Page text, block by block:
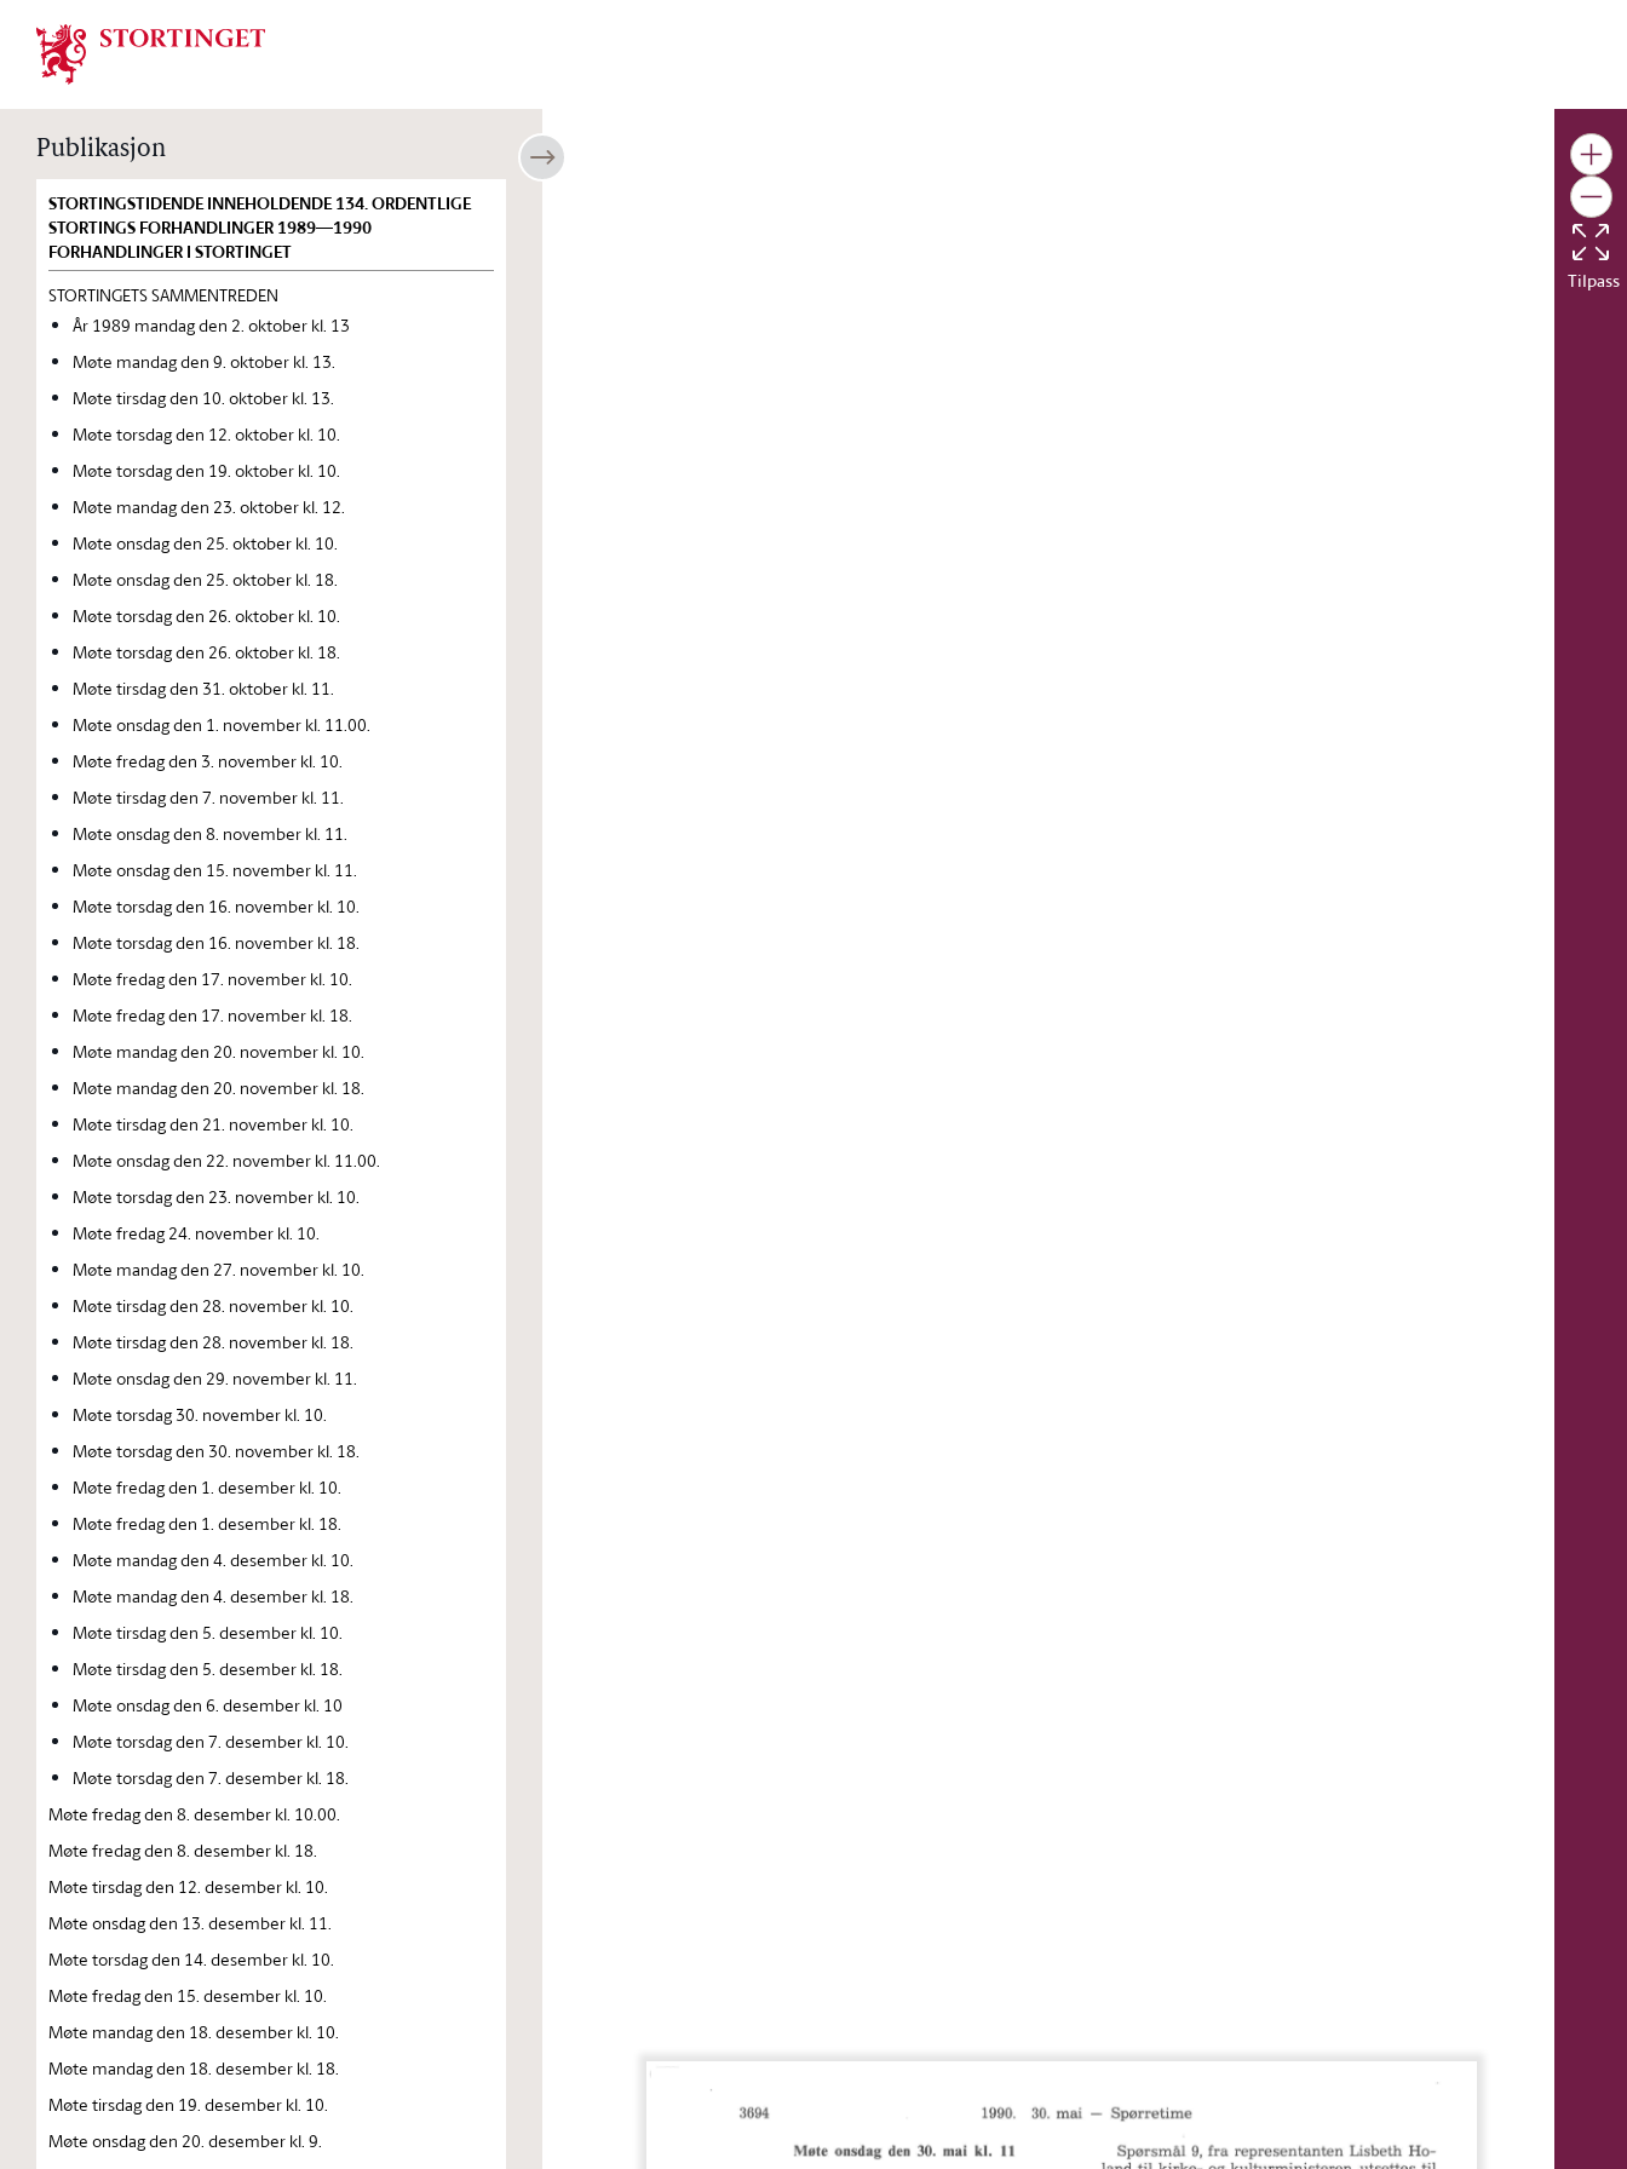
Stortinget.no
Publikasjon
STORTINGSTIDENDE INNEHOLDENDE 134. ORDENTLIGE
STORTINGS FORHANDLINGER 1989—1990
FORHANDLINGER I STORTINGET
STORTINGETS SAMMENTREDEN
År 1989 mandag den 2. oktober kl. 13
Møte mandag den 9. oktober kl. 13.
Møte tirsdag den 10. oktober kl. 13.
Møte torsdag den 12. oktober kl. 10.
Møte torsdag den 19. oktober kl. 10.
Møte mandag den 23. oktober kl. 12.
Møte onsdag den 25. oktober kl. 10.
Møte onsdag den 25. oktober kl. 18.
Møte torsdag den 26. oktober kl. 10.
Møte torsdag den 26. oktober kl. 18.
Møte tirsdag den 31. oktober kl. 11.
Møte onsdag den 1. november kl. 11.00.
Møte fredag den 3. november kl. 10.
Møte tirsdag den 7. november kl. 11.
Møte onsdag den 8. november kl. 11.
Møte onsdag den 15. november kl. 11.
Møte torsdag den 16. november kl. 10.
Møte torsdag den 16. november kl. 18.
Møte fredag den 17. november kl. 10.
Møte fredag den 17. november kl. 18.
Møte mandag den 20. november kl. 10.
Møte mandag den 20. november kl. 18.
Møte tirsdag den 21. november kl. 10.
Møte onsdag den 22. november kl. 11.00.
Møte torsdag den 23. november kl. 10.
Møte fredag 24. november kl. 10.
Møte mandag den 27. november kl. 10.
Møte tirsdag den 28. november kl. 10.
Møte tirsdag den 28. november kl. 18.
Møte onsdag den 29. november kl. 11.
Møte torsdag 30. november kl. 10.
Møte torsdag den 30. november kl. 18.
Møte fredag den 1. desember kl. 10.
Møte fredag den 1. desember kl. 18.
Møte mandag den 4. desember kl. 10.
Møte mandag den 4. desember kl. 18.
Møte tirsdag den 5. desember kl. 10.
Møte tirsdag den 5. desember kl. 18.
Møte onsdag den 6. desember kl. 10
Møte torsdag den 7. desember kl. 10.
Møte torsdag den 7. desember kl. 18.
Møte fredag den 8. desember kl. 10.00.
Møte fredag den 8. desember kl. 18.
Møte tirsdag den 12. desember kl. 10.
Møte onsdag den 13. desember kl. 11.
Møte torsdag den 14. desember kl. 10.
Møte fredag den 15. desember kl. 10.
Møte mandag den 18. desember kl. 10.
Møte mandag den 18. desember kl. 18.
Møte tirsdag den 19. desember kl. 10.
Møte onsdag den 20. desember kl. 9.